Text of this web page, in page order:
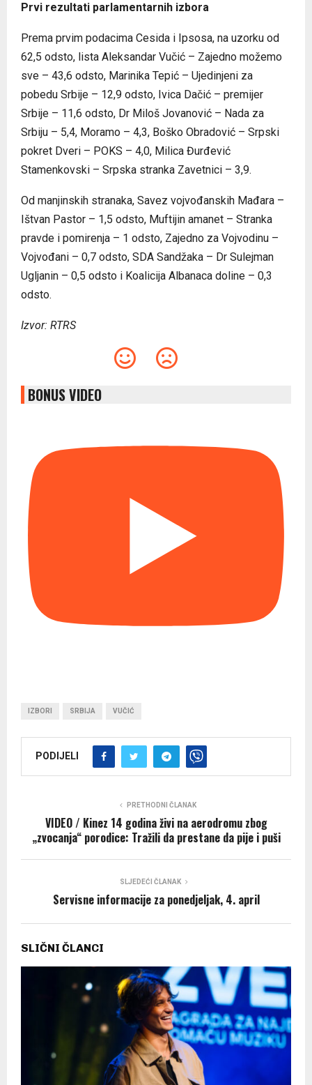
Prvi rezultati parlamentarnih izbora
Prema prvim podacima Cesida i Ipsosa, na uzorku od
62,5 odsto, lista Aleksandar Vučić – Zajedno možemo
sve – 43,6 odsto, Marinika Tepić – Ujedinjeni za
pobedu Srbije – 12,9 odsto, Ivica Dačić – premijer
Srbije – 11,6 odsto, Dr Miloš Јovanović – Nada za
Srbiju – 5,4, Moramo – 4,3, Boško Obradović – Srpski
pokret Dveri – POKS – 4,0, Milica Đurđević
Stamenkovski – Srpska stranka Zavetnici – 3,9.
Od manjinskih stranaka, Savez vojvođanskih Mađara –
Ištvan Pastor – 1,5 odsto, Muftijin amanet – Stranka
pravde i pomirenja – 1 odsto, Zajedno za Vojvodinu –
Vojvođani – 0,7 odsto, SDA Sandžaka – Dr Sulejman
Ugljanin – 0,5 odsto i Koalicija Albanaca doline – 0,3
odsto.
Izvor: RTRS
BONUS VIDEO
IZBORI SRBIJA VUČIĆ
PODIJELI
PRETHODNI ČLANAK
VIDEO / Kinez 14 godina živi na aerodromu zbog
„zvocanja“ porodice: Tražili da prestane da pije i puši
SLJEDEĆI ČLANAK
Servisne informacije za ponedjeljak, 4. april
SLIČNI ČLANCI